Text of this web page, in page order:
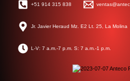
+51 914 315 838
Jr. Javier Heraud Mz. E2 Lt. 25, La Molina
L-V: 7 a.m.-7 p.m. S: 7 a.m.-1 p.m.